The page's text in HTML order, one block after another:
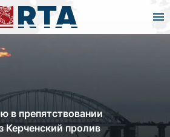
в препятствовании
Керченский пролив